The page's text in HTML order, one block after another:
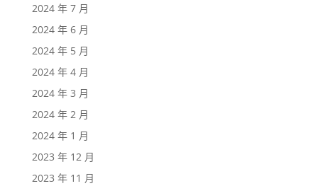
2024 年 7 月
2024 年 6 月
2024 年 5 月
2024 年 4 月
2024 年 3 月
2024 年 2 月
2024 年 1 月
2023 年 12 月
2023 年 11 月